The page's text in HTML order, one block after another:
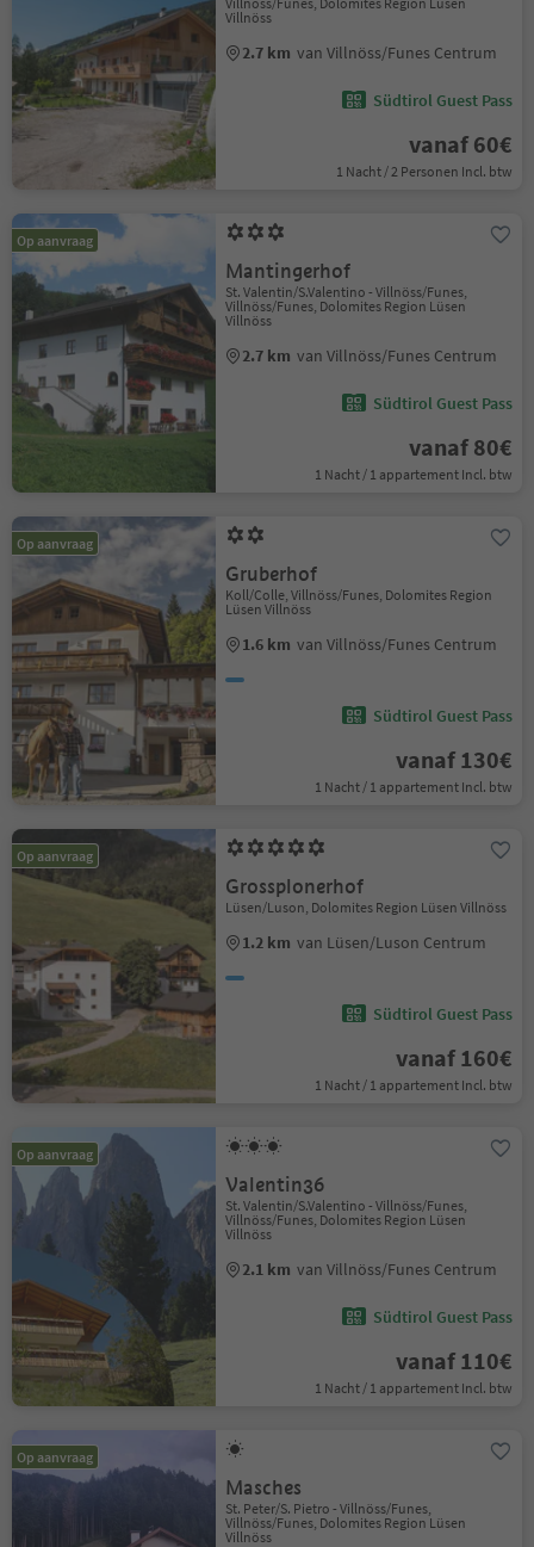
Villnöss
2.7 km van Villnöss/Funes Centrum
Südtirol Guest Pass
vanaf 60€
1 Nacht / 2 Personen Incl. btw
Op aanvraag
Mantingerhof
St. Valentin/S.Valentino - Villnöss/Funes,
Villnöss/Funes, Dolomites Region Lüsen
Villnöss
2.7 km van Villnöss/Funes Centrum
Südtirol Guest Pass
vanaf 80€
1 Nacht / 1 appartement Incl. btw
Op aanvraag
Gruberhof
Koll/Colle, Villnöss/Funes, Dolomites Region
Lüsen Villnöss
1.6 km van Villnöss/Funes Centrum
Südtirol Guest Pass
vanaf 130€
1 Nacht / 1 appartement Incl. btw
Op aanvraag
Grossplonerhof
Lüsen/Luson, Dolomites Region Lüsen Villnöss
1.2 km van Lüsen/Luson Centrum
Südtirol Guest Pass
vanaf 160€
1 Nacht / 1 appartement Incl. btw
Op aanvraag
Valentin36
St. Valentin/S.Valentino - Villnöss/Funes,
Villnöss/Funes, Dolomites Region Lüsen
Villnöss
2.1 km van Villnöss/Funes Centrum
Südtirol Guest Pass
vanaf 110€
1 Nacht / 1 appartement Incl. btw
Op aanvraag
Masches
St. Peter/S. Pietro - Villnöss/Funes,
Villnöss/Funes, Dolomites Region Lüsen
Villnöss